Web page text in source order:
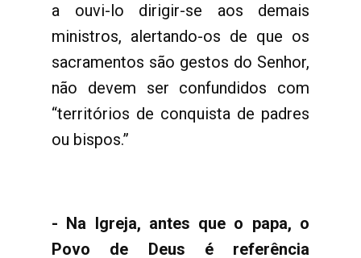
a ouvi-lo dirigir-se aos demais
ministros, alertando-os de que os
sacramentos são gestos do Senhor,
não devem ser confundidos com
“territórios de conquista de padres
ou bispos.”
- Na Igreja, antes que o papa, o
Povo de Deus é referência